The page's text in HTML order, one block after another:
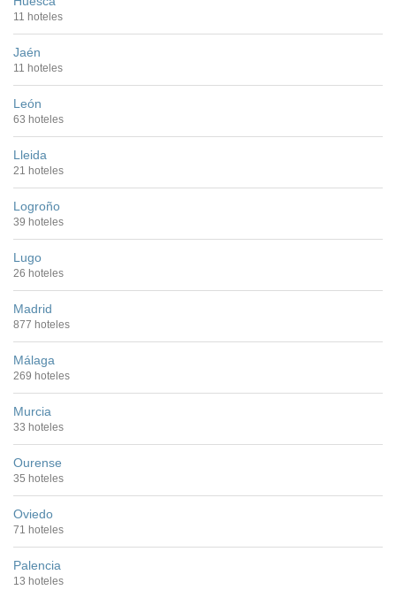
11 hoteles
Jaén
11 hoteles
León
63 hoteles
Lleida
21 hoteles
Logroño
39 hoteles
Lugo
26 hoteles
Madrid
877 hoteles
Málaga
269 hoteles
Murcia
33 hoteles
Ourense
35 hoteles
Oviedo
71 hoteles
Palencia
13 hoteles